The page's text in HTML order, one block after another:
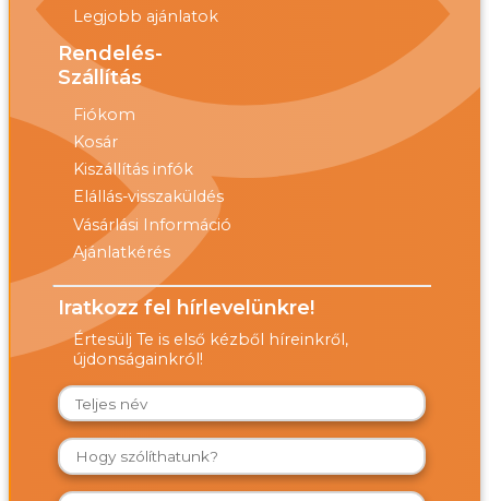
Legjobb ajánlatok
Rendelés-
Szállítás
Fiókom
Kosár
Kiszállítás infók
Elállás-visszaküldés
Vásárlási Információ
Ajánlatkérés
Iratkozz fel hírlevelünkre!
Értesülj Te is első kézből híreinkről,
újdonságainkról!